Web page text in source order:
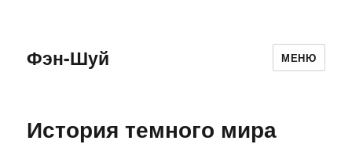
Фэн-Шуй МЕНЮ
История темного мира